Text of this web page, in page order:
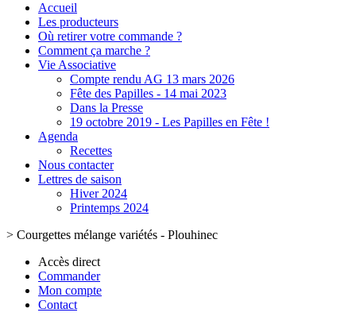
Accueil
Les producteurs
Où retirer votre commande ?
Comment ça marche ?
Vie Associative
Compte rendu AG 13 mars 2026
Fête des Papilles - 14 mai 2023
Dans la Presse
19 octobre 2019 - Les Papilles en Fête !
Agenda
Recettes
Nous contacter
Lettres de saison
Hiver 2024
Printemps 2024
> Courgettes mélange variétés - Plouhinec
Accès direct
Commander
Mon compte
Contact